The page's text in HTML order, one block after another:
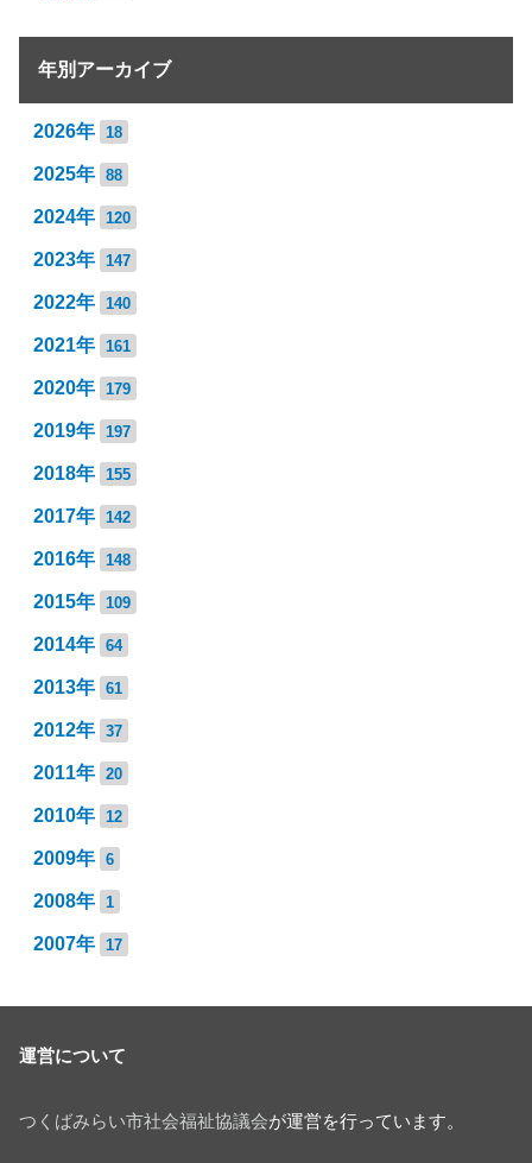
年別アーカイブ
2026年 18
2025年 88
2024年 120
2023年 147
2022年 140
2021年 161
2020年 179
2019年 197
2018年 155
2017年 142
2016年 148
2015年 109
2014年 64
2013年 61
2012年 37
2011年 20
2010年 12
2009年 6
2008年 1
2007年 17
運営について
つくばみらい市社会福祉協議会が運営を行っています。